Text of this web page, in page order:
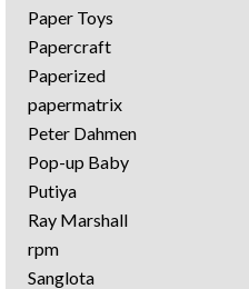
Paper Toys
Papercraft
Paperized
papermatrix
Peter Dahmen
Pop-up Baby
Putiya
Ray Marshall
rpm
Sanglota